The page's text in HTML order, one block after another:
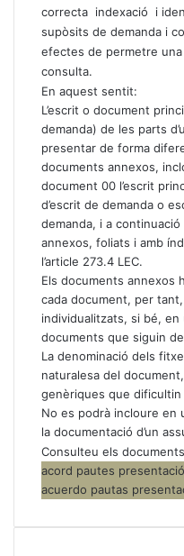
correcta indexació i
supòsits de demanda i
efectes de permetre
consulta.
En aquest sentit:
L’escrit o document
demanda) de les parts
presentar de forma
documents annexos,
document 00 l’escrit
d’escrit de demanda o
demanda, i a
annexos, foliats i amb
l’article 273.4 LEC.
Els documents annexos
cada document, per
individualitzats, si bé,
documents que siguin
La denominació dels
naturalesa del
genèriques que dificultin
No es podrà incloure en
la documentació d’un
Consulteu els
acord pautes
acuerdo pautas